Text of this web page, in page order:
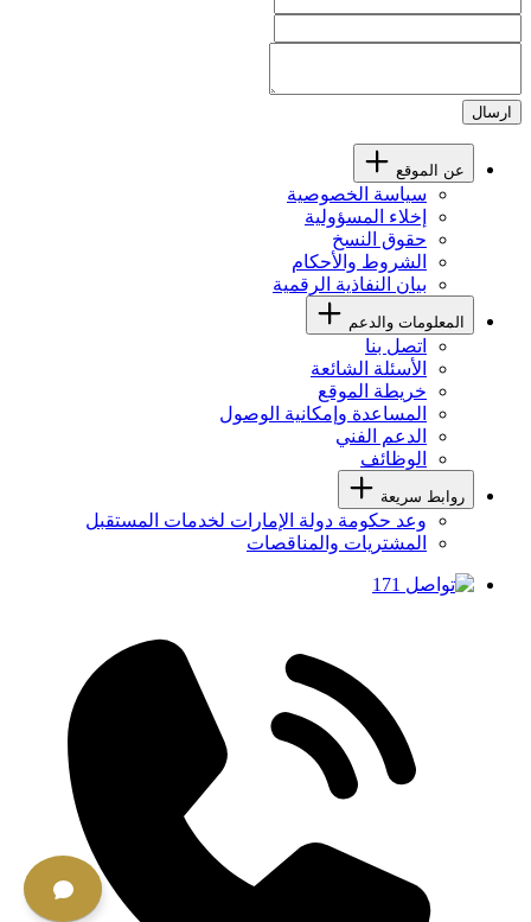
ارسال
عن الموقع
سياسة الخصوصية
إخلاء المسؤولية
حقوق النسخ
الشروط والأحكام
بيان النفاذية الرقمية
المعلومات والدعم
اتصل بنا
الأسئلة الشائعة
خريطة الموقع
المساعدة وإمكانية الوصول
الدعم الفني
الوظائف
روابط سريعة
وعد حكومة دولة الإمارات لخدمات المستقبل
المشتريات والمناقصات